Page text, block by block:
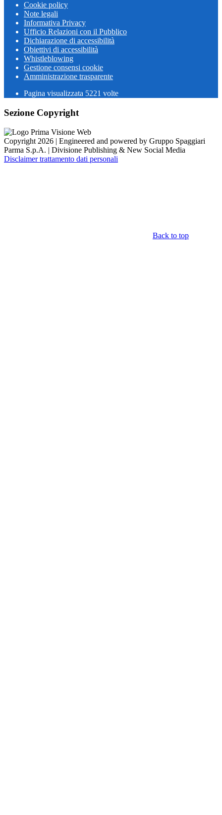
Cookie policy
Note legali
Informativa Privacy
Ufficio Relazioni con il Pubblico
Dichiarazione di accessibilità
Obiettivi di accessibilità
Whistleblowing
Gestione consensi cookie
Amministrazione trasparente
Pagina visualizzata 5221 volte
Sezione Copyright
Copyright 2026 | Engineered and powered by Gruppo Spaggiari
Parma S.p.A. | Divisione Publishing & New Social Media
Disclaimer trattamento dati personali
Back to top